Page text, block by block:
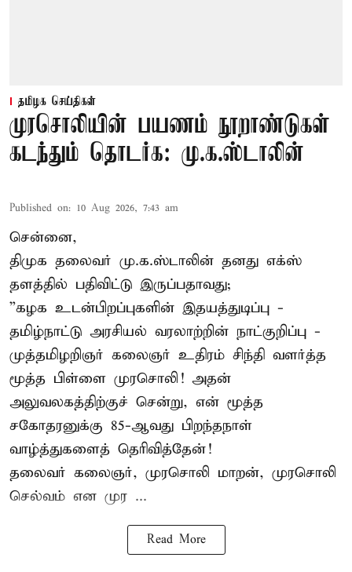
தமிழக செய்திகள்
முரசொலியின் பயணம் நூறாண்டுகள்
கடந்தும் தொடர்க: மு.க.ஸ்டாலின்
Published on: 10 Aug 2026, 7:43 am
சென்னை,
திமுக தலைவர் மு.க.ஸ்டாலின் தனது எக்ஸ்
தளத்தில் பதிவிட்டு இருப்பதாவது;
”கழக உடன்பிறப்புகளின் இதயத்துடிப்பு -
தமிழ்நாட்டு அரசியல் வரலாற்றின் நாட்குறிப்பு -
முத்தமிழறிஞர் கலைஞர் உதிரம் சிந்தி வளர்த்த
மூத்த பிள்ளை முரசொலி! அதன்
அலுவலகத்திற்குச் சென்று, என் மூத்த
சகோதரனுக்கு 85-ஆவது பிறந்தநாள்
வாழ்த்துகளைத் தெரிவித்தேன்!
தலைவர் கலைஞர், முரசொலி மாறன், முரசொலி
செல்வம் என முர ...
Read More